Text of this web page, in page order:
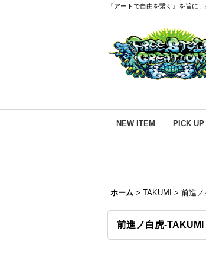
『アートで自由を繋ぐ』を旨に
NEW ITEM PICK UP
ホーム > TAKUMI > 前進ノ
前進ノ白虎-TAKUMI